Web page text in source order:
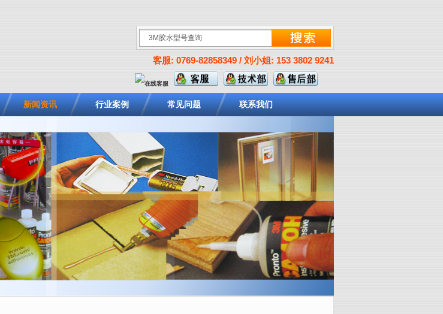
客服: 0769-82858349 / 刘小姐: 153 3802 9241
新闻资讯 行业案例 常见问题 联系我们